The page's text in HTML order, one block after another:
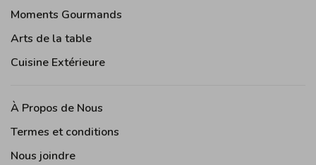
Moments Gourmands
Arts de la table
Cuisine Extérieure
À Propos de Nous
Termes et conditions
Nous joindre